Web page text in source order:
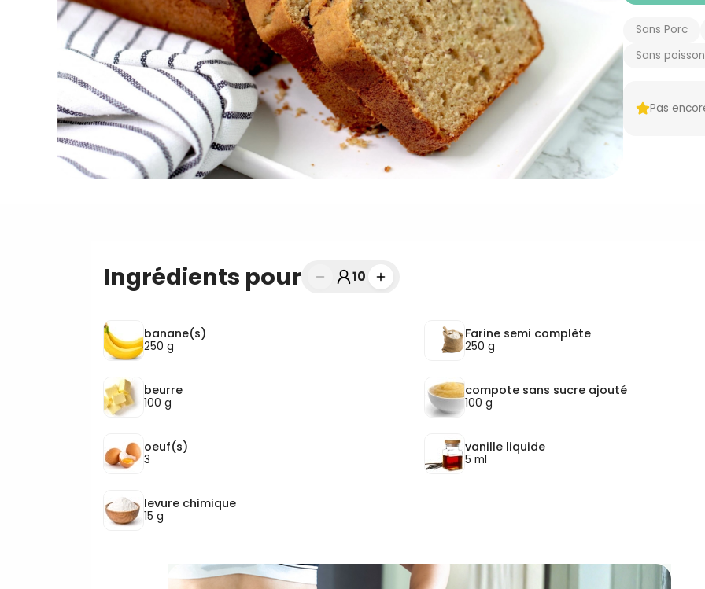
Sans Porc
Sans poisson
Pas
Ingrédients pour 10
banane(s)
250 g
Farine semi complète
250 g
beurre
100 g
compote sans sucre ajouté
100 g
oeuf(s)
3
vanille liquide
5 ml
levure chimique
15 g